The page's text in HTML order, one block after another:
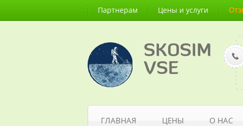
Партнерам Цены и услуги
SKOSIM
VSE
ГЛАВНАЯ ЦЕНЫ О НАС